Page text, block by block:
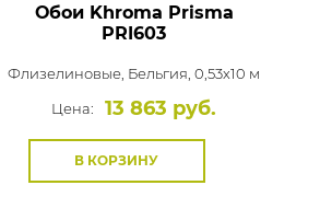
Обои Khroma Prisma
PRI603
Флизелиновые, Бельгия, 0,53x10 м
Цена:
13 863 руб.
В КОРЗИНУ